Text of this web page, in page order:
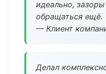
идеально,
обращаться ещё.
— Клиент
Делал